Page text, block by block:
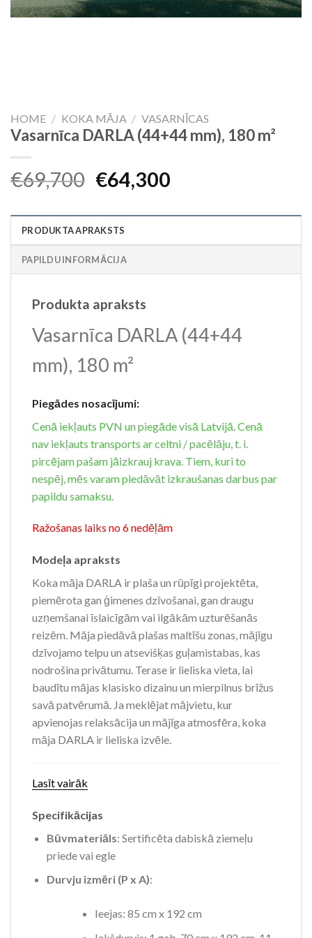
HOME / KOKA MĀJA / VASARNĪCAS
Vasarnīca DARLA (44+44 mm), 180 m²
€69,700 Original
price
was:
€69,700.
€64,300Current
is:
PRODUKTA APRAKSTS
PAPILDU INFORMĀCIJA
Produkta apraksts
Vasarnīca DARLA (44+44
mm), 180 m²
Piegādes nosacījumi:
Cenā iekļauts PVN un piegāde visā Latvijā. Cenā
nav iekļauts transports ar celtni / pacēlāju, t. i.
pircējam pašam jāizkrauj krava. Tiem, kuri to
nespēj, mēs varam piedāvāt izkraušanas darbus par
papildu samaksu.
Ražošanas laiks no 6 nedēļām
Modeļa apraksts
Koka māja DARLA ir plaša un rūpīgi projektēta,
piemērota gan ģimenes dzīvošanai, gan draugu
uzņemšanai īslaicīgām vai ilgākām uzturēšanās
reizēm. Māja piedāvā plašas maltīšu zonas, mājīgu
dzīvojamo telpu un atsevišķas guļamistabas, kas
nodrošina privātumu. Terase ir lieliska vieta, lai
baudītu mājas klasisko dizainu un mierpilnus brīžus
savā patvērumā. Ja meklējat mājvietu, kur
apvienojas relaksācija un mājīga atmosfēra, koka
māja DARLA ir lieliska izvēle.
Lasīt vairāk
Specifikācijas
Būvmateriāls: Sertificēta dabiskā ziemeļu
priede vai egle
Durvju izmēri (P x A):
Ieejas: 85 cm x 192 cm